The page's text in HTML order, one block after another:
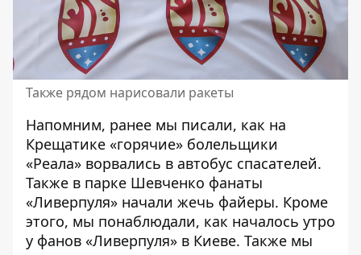
Также рядом нарисовали ракеты
Напомним, ранее мы писали, как на
Крещатике «горячие» болельщики
«Реала» ворвались в автобус спасателей.
Также в парке Шевченко фанаты
«Ливерпуля» начали жечь файеры. Кроме
этого, мы понаблюдали, как началось утро
у фанов «Ливерпуля» в Киеве. Также мы